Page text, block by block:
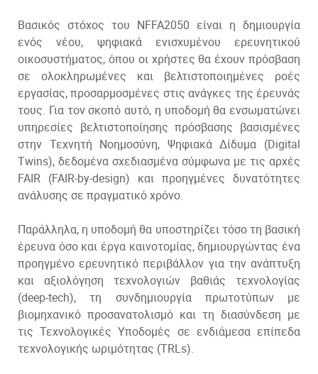
Βασικός στόχος του NFFA2050 είναι η δημιουργία
ενός νέου, ψηφιακά ενισχυμένου ερευνητικού
οικοσυστήματος, όπου οι χρήστες θα έχουν πρόσβαση
σε ολοκληρωμένες και βελτιστοποιημένες ροές
εργασίας, προσαρμοσμένες στις ανάγκες της έρευνάς
τους. Για τον σκοπό αυτό, η υποδομή θα ενσωματώνει
υπηρεσίες βελτιστοποίησης πρόσβασης βασισμένες
στην Τεχνητή Νοημοσύνη, Ψηφιακά Δίδυμα (Digital
Twins), δεδομένα σχεδιασμένα σύμφωνα με τις αρχές
FAIR (FAIR-by-design) και προηγμένες δυνατότητες
ανάλυσης σε πραγματικό χρόνο.
Παράλληλα, η υποδομή θα υποστηρίζει τόσο τη βασική
έρευνα όσο και έργα καινοτομίας, δημιουργώντας ένα
προηγμένο ερευνητικό περιβάλλον για την ανάπτυξη
και αξιολόγηση τεχνολογιών βαθιάς τεχνολογίας
(deep-tech), τη συνδημιουργία πρωτοτύπων με
βιομηχανικό προσανατολισμό και τη διασύνδεση με
τις Τεχνολογικές Υποδομές σε ενδιάμεσα επίπεδα
τεχνολογικής ωριμότητας (TRLs).